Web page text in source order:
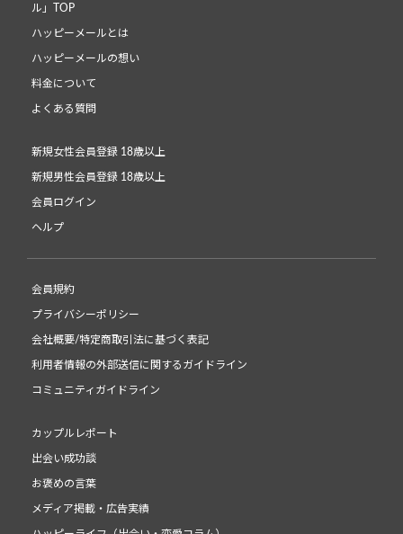
ル」TOP
ハッピーメールとは
ハッピーメールの想い
料金について
よくある質問
新規女性会員登録 18歳以上
新規男性会員登録 18歳以上
会員ログイン
ヘルプ
会員規約
プライバシーポリシー
会社概要/特定商取引法に基づく表記
利用者情報の外部送信に関するガイドライン
コミュニティガイドライン
カップルレポート
出会い成功談
お褒めの言葉
メディア掲載・広告実績